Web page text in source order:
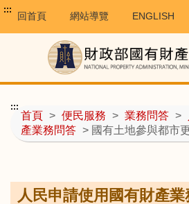
:::
回首頁 網站導覽 ENGLISH
首頁 > 便民服務 > 業務問答 >
產業務問答 > 國有土地參與都市
:::
人民申請使用國有財產